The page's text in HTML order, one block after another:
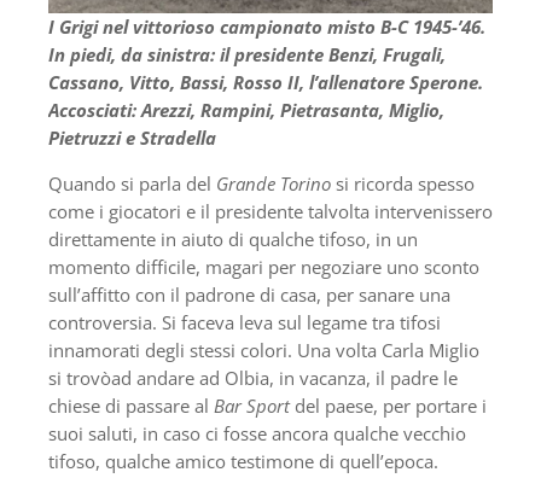
I Grigi nel vittorioso campionato misto B-C 1945-’46.
In piedi, da sinistra: il presidente Benzi, Frugali,
Cassano, Vitto, Bassi, Rosso II, l’allenatore Sperone.
Accosciati: Arezzi, Rampini, Pietrasanta, Miglio,
Pietruzzi e Stradella
Quando si parla del Grande Torino si ricorda spesso
come i giocatori e il presidente talvolta intervenissero
direttamente in aiuto di qualche tifoso, in un
momento difficile, magari per negoziare uno sconto
sull’affitto con il padrone di casa, per sanare una
controversia. Si faceva leva sul legame tra tifosi
innamorati degli stessi colori. Una volta Carla Miglio
si trovòad andare ad Olbia, in vacanza, il padre le
chiese di passare al Bar Sportdel paese, per portare i
suoi saluti, in caso ci fosse ancora qualche vecchio
tifoso, qualche amico testimone di quell’epoca.